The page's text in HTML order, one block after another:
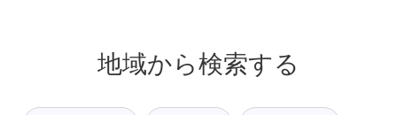
地域から検索する